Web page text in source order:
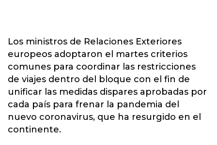
Los ministros de Relaciones Exteriores
europeos adoptaron el martes criterios
comunes para coordinar las restricciones
de viajes dentro del bloque con el fin de
unificar las medidas dispares aprobadas por
cada país para frenar la pandemia del
nuevo coronavirus, que ha resurgido en el
continente.